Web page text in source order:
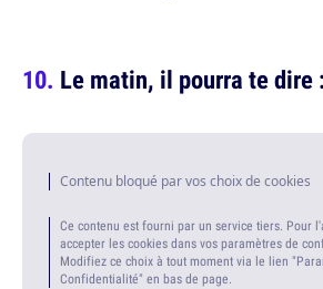
Le matin, il pourra te dire
Contenu bloqué par vos choix de cookies
Ce contenu est fourni par un service tiers. Pour
accepter les cookies dans vos paramètres de
Modifiez ce choix à tout moment via le lien
Confidentialité" en bas de page.